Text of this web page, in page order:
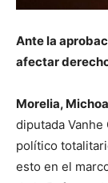
Ante la
afectar
Morelia,
diputada
político
esto en el